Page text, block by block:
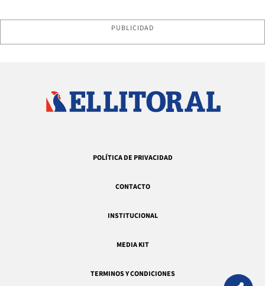
PUBLICIDAD
POLÍTICA DE PRIVACIDAD
CONTACTO
INSTITUCIONAL
MEDIA KIT
TERMINOS Y CONDICIONES